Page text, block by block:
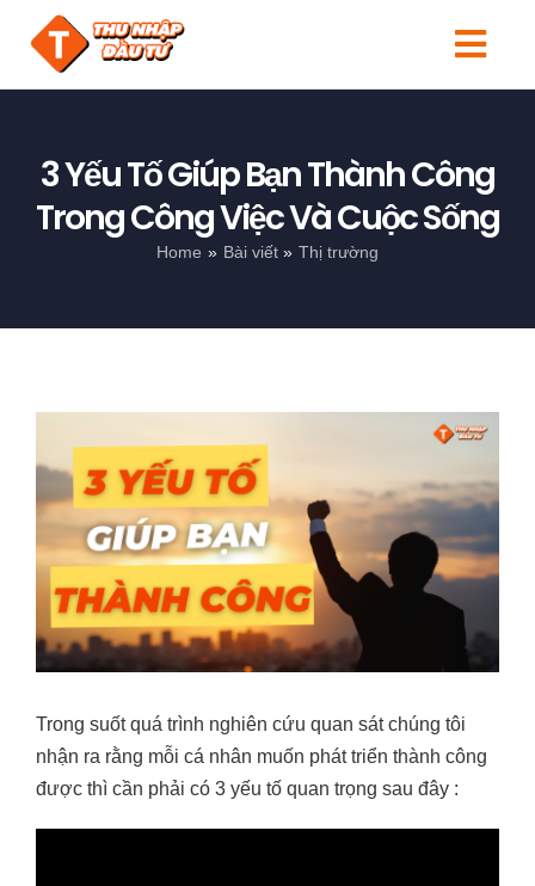
content
Người mới
Kiến thức
3 Yếu Tố Giúp Bạn Thành Công
Trong Công Việc Và Cuộc Sống
Home Bài viết Thị trường
Larger
Image
Trong suốt quá trình nghiên cứu quan sát chúng tôi
nhận ra rằng mỗi cá nhân muốn phát triển thành công
được thì cần phải có 3 yếu tố quan trọng sau đây :